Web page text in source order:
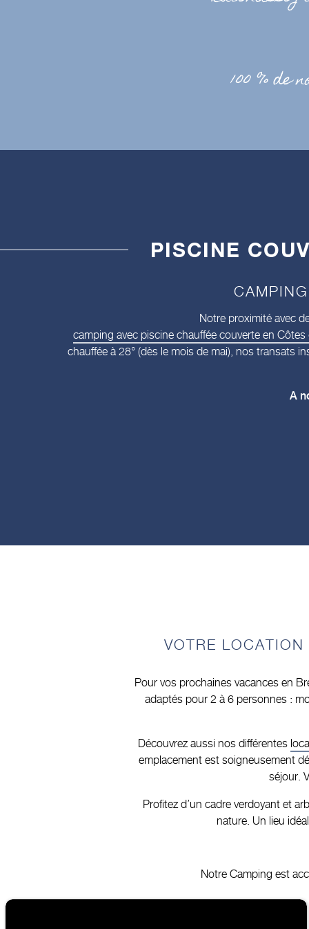
100 % de
PISCINE
Notre proximité avec
camping avec piscine chauffée couverte en Côtes
chauffée à 28° (dès le mois de mai), nos transats
A
VOTRE
Pour vos prochaines vacances en
adaptés pour 2 à 6 personnes :
Découvrez aussi nos différentes
emplacement est soigneusement
séjour.
Profitez d’un cadre verdoyant et
nature. Un lieu
Notre Camping est